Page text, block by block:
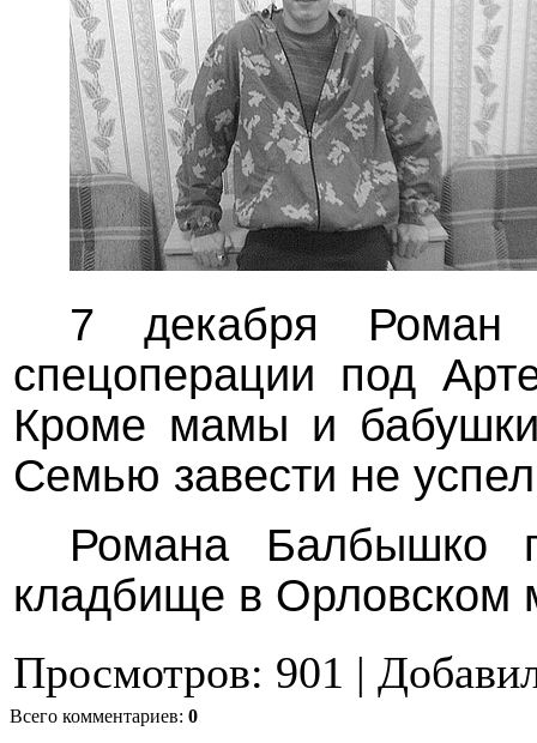
7 декабря
спецоперации под
Кроме мамы и
Семью завести не
Романа Балбышко
кладбище в Орловском
Просмотров: 901 |
Всего комментариев: 0